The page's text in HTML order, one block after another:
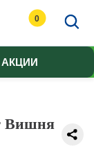
0
АКЦИИ
Вишня